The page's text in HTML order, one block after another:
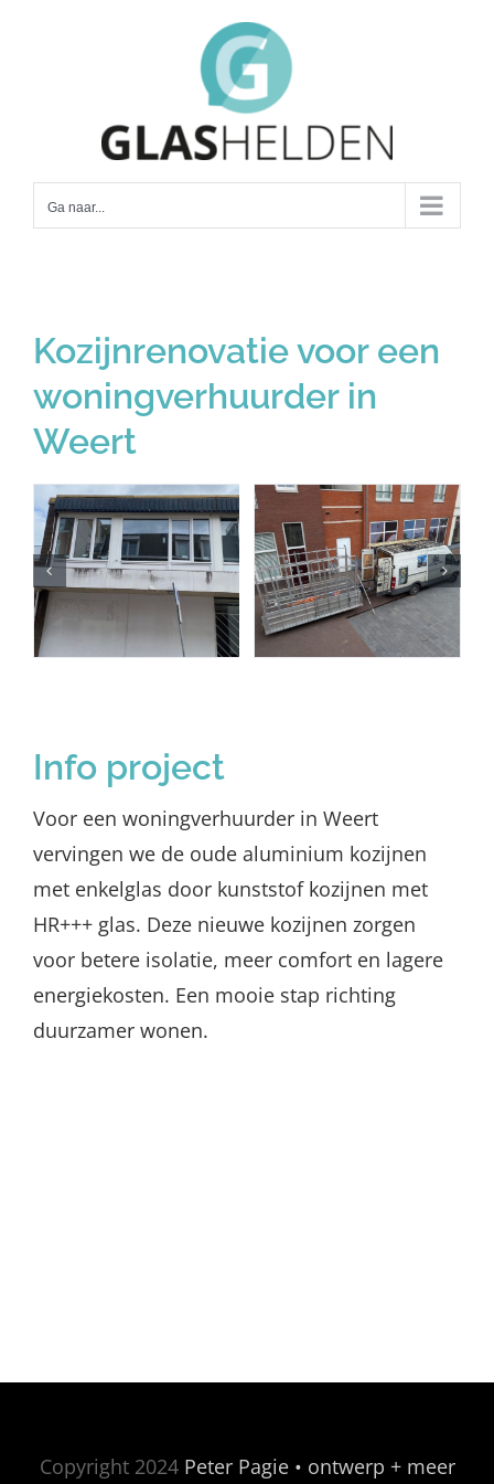
Ga naar...
Kozijnrenovatie voor een
woningverhuurder in
Weert
Info project
Voor een woningverhuurder in Weert
vervingen we de oude aluminium kozijnen
met enkelglas door kunststof kozijnen met
HR+++ glas. Deze nieuwe kozijnen zorgen
voor betere isolatie, meer comfort en lagere
energiekosten. Een mooie stap richting
duurzamer wonen.
Copyright 2024 Peter Pagie • ontwerp + meer